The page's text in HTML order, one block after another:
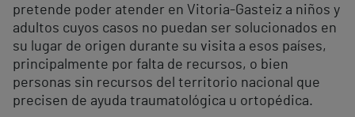
pretende poder atender en Vitoria-Gasteiz a niños y
adultos cuyos casos no puedan ser solucionados en
su lugar de origen durante su visita a esos países,
principalmente por falta de recursos, o bien
personas sin recursos del territorio nacional que
precisen de ayuda traumatológica u ortopédica.